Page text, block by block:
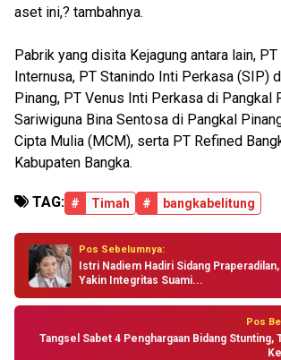
aset ini,? tambahnya.
Pabrik yang disita Kejagung antara lain,
Internusa, PT Stanindo Inti Perkasa (SIP)
Pinang, PT Venus Inti Perkasa di Pangkal
Sariwiguna Bina Sentosa di Pangkal
Cipta Mulia (MCM), serta PT Refined
Kabupaten Bangka.
TAG: # Timah # bangkabelitung
Pos Sebelumnya:
Istri Nadiem Hadiri Sidang Praperadilan,
Yakin Integritas Suami...
Pos
Tangsel Sabet 4 Penghargaan Bidang Stunting,